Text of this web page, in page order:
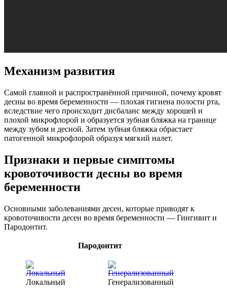
Механизм развития
Самой главной и распространённой причиной, почему кровят
десны во время беременности — плохая гигиена полости рта,
вследствие чего происходит дисбаланс между хорошей и
плохой микрофлорой и образуется зубная бляжка на границе
между зубом и десной. Затем зубная бляжка обрастает
патогенной микрофлорой образуя мягкий налет.
Признаки и первые симптомы
кровоточивости десны во время
беременности
Основными заболеваниями десен, которые приводят к
кровоточивости десен во время беременности — Гингивит и
Пародонтит.
Пародонтит
Локальный Генерализованный